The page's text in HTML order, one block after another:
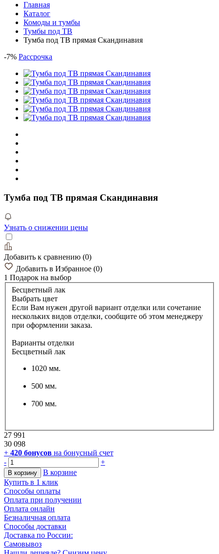
Главная
Каталог
Комоды и тумбы
Тумбы под ТВ
Тумба под ТВ прямая Скандинавия
-7% Рассрочка
Тумба под ТВ прямая Скандинавия
Узнать о снижении цены
Добавить к сравнению (0)
Добавить в Избранное (0)
1 Подарок на выбор
Бесцветный лак
Выбрать цвет
Если Вам нужен другой вариант отделки или сочетание
нескольких видов отделки, сообщите об этом менеджеру
при оформлении заказа.
Варианты отделки
Бесцветный лак
1020 мм.
500 мм.
700 мм.
27 991
30 098
+ 420 бонусов на бонусный счет
-
+
В корзину
В корзине
Купить в 1 клик
Способы оплаты
Оплата при получении
Оплата онлайн
Безналичная оплата
Способы доставки
Доставка по России:
Самовывоз